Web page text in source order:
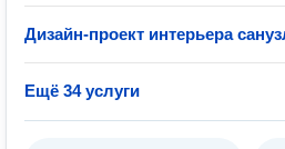
Дизайн-проект интерьера
Ещё 34 услуги